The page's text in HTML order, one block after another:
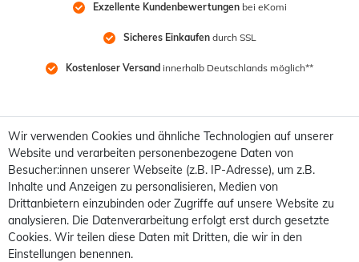
Exzellente Kundenbewertungen bei eKomi
Sicheres Einkaufen durch SSL
Kostenloser Versand innerhalb Deutschlands möglich**
Wir verwenden Cookies und ähnliche Technologien auf unserer
Website und verarbeiten personenbezogene Daten von
Besucher:innen unserer Webseite (z.B. IP-Adresse), um z.B.
Inhalte und Anzeigen zu personalisieren, Medien von
Drittanbietern einzubinden oder Zugriffe auf unsere Website zu
analysieren. Die Datenverarbeitung erfolgt erst durch gesetzte
Cookies. Wir teilen diese Daten mit Dritten, die wir in den
Einstellungen benennen.